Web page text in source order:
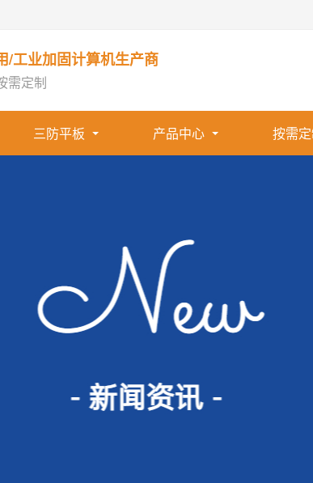
/工业加固计算机生产商
需定制
三防平板 产品中心 按需